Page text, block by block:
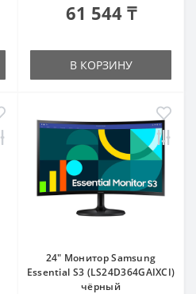
61 544 ₸
В КОРЗИНУ
24" Монитор Samsung
Essential S3 (LS24D364GAIXCI)
чёрный